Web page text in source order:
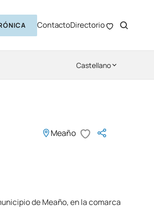
ContactoDirectorio
Castellano
Meaño
de Meaño, en la comarca